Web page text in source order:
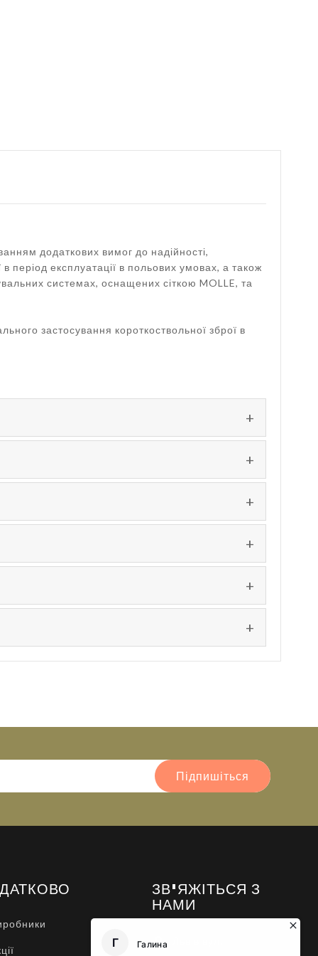
додаткових вимог до надійності,
період експлуатації в польових умовах, а також
системах, оснащених сіткою MOLLE, та
застосування короткоствольної зброї в
Підпишіться
ЗВ'ЯЖІТЬСЯ З
НАМИ